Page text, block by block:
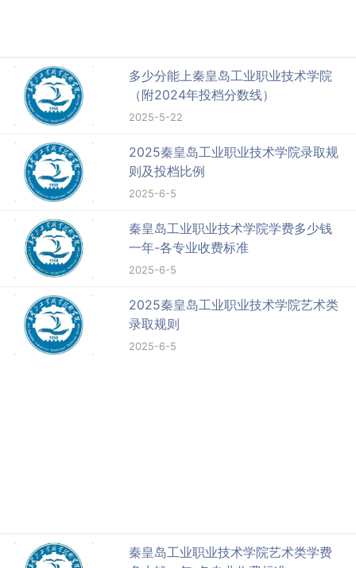
多少分能上秦皇岛工业职业技术学院
（附2024年投档分数线）
2025-5-22
2025秦皇岛工业职业技术学院录取规
则及投档比例
2025-6-5
秦皇岛工业职业技术学院学费多少钱
一年-各专业收费标准
2025-6-5
2025秦皇岛工业职业技术学院艺术类
录取规则
2025-6-5
秦皇岛工业职业技术学院艺术类学费